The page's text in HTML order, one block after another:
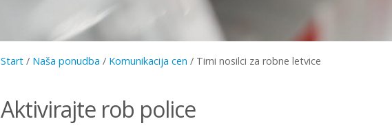
Start/ Naša ponudba / Komunikacija cen / Tirni nosilci za robne letvice
Aktivirajte rob police